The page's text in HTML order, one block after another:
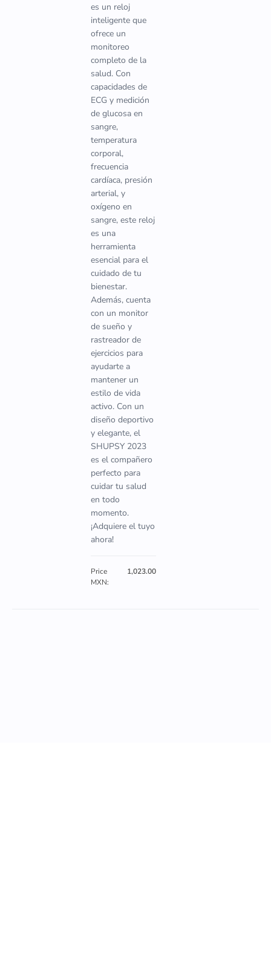
es un reloj
inteligente que
ofrece un
monitoreo
completo de la
salud. Con
capacidades de
ECG y medición
de glucosa en
sangre,
temperatura
corporal,
frecuencia
cardíaca, presión
arterial, y
oxígeno en
sangre, este reloj
es una
herramienta
esencial para el
cuidado de tu
bienestar.
Además, cuenta
con un monitor
de sueño y
rastreador de
ejercicios para
ayudarte a
mantener un
estilo de vida
activo. Con un
diseño deportivo
y elegante, el
SHUPSY 2023
es el compañero
perfecto para
cuidar tu salud
en todo
momento.
¡Adquiere el tuyo
ahora!
Price
MXN:
1,023.00